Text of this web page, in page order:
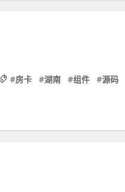
#房卡 #湖南 #组件 #源码